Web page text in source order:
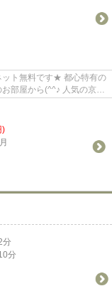
ト無料です★ 都心特有の
部屋から(^^♪ 人気の京王
)
分
分